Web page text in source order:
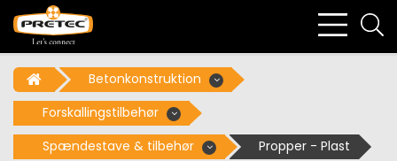
bars
Betonkonstruktion
Forskallingstilbehør
Spændestave & tilbehør
Propper - Plast